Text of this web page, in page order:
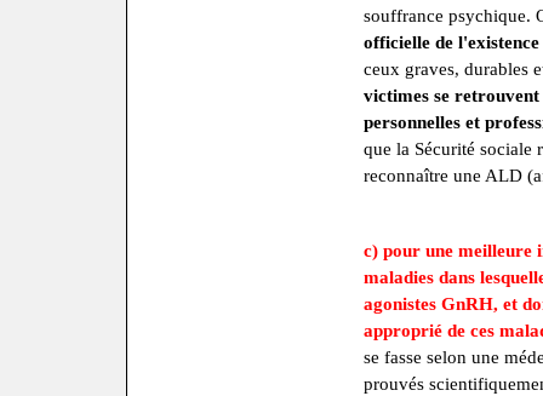
souffrance psychique.
officielle de l'existence
ceux graves, durables
victimes se retrouvent
personnelles et
que la Sécurité sociale
reconnaître une ALD
c) pour une meilleure
maladies dans
agonistes GnRH, et
approprié de ces
se fasse selon une
prouvés